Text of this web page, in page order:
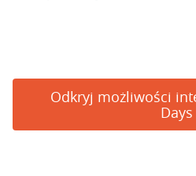
Odkryj możliwości
Days